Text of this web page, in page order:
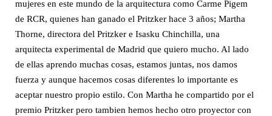
mujeres en este mundo de la arquitectura como Carme Pigem
de RCR, quienes han ganado el Pritzker hace 3 años; Martha
Thorne, directora del Pritzker e Isasku Chinchilla, una
arquitecta experimental de Madrid que quiero mucho. Al lado
de ellas aprendo muchas cosas, estamos juntas, nos damos
fuerza y aunque hacemos cosas diferentes lo importante es
aceptar nuestro propio estilo. Con Martha he compartido por el
premio Pritzker pero tambien hemos hecho otro proyector con